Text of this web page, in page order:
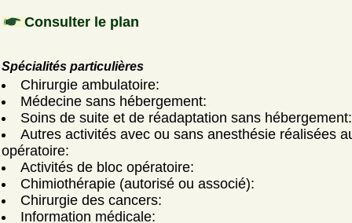
Consulter le plan
Spécialités particulières
Chirurgie ambulatoire:
Médecine sans hébergement:
Soins de suite et de réadaptation sans hébergement:
Autres activités avec ou sans anesthésie réalisées
opératoire:
Activités de bloc opératoire:
Chimiothérapie (autorisé ou associé):
Chirurgie des cancers:
Information médicale: